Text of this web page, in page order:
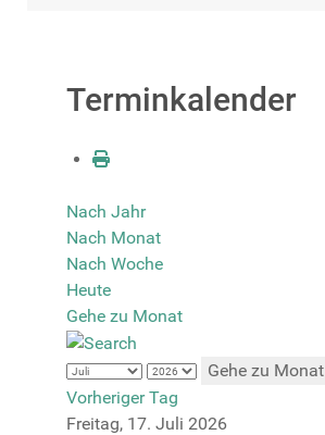
Terminkalender
Nach Jahr
Nach Monat
Nach Woche
Heute
Gehe zu Monat
Gehe zu Monat
Vorheriger Tag
Freitag, 17. Juli 2026